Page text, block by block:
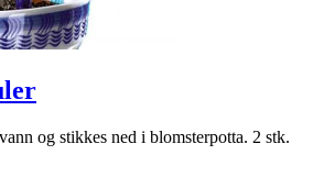
og stikkes ned i blomsterpotta. 2 stk.